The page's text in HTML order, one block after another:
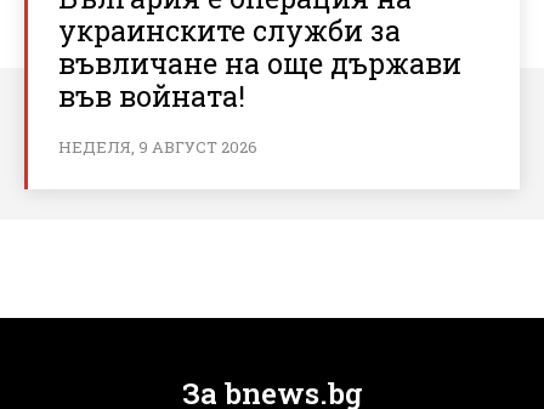
украинските служби за
въвличане на още държави
във войната!
НЕДЕЛЯ, 9 АВГУСТ 2026
За bnews.bg